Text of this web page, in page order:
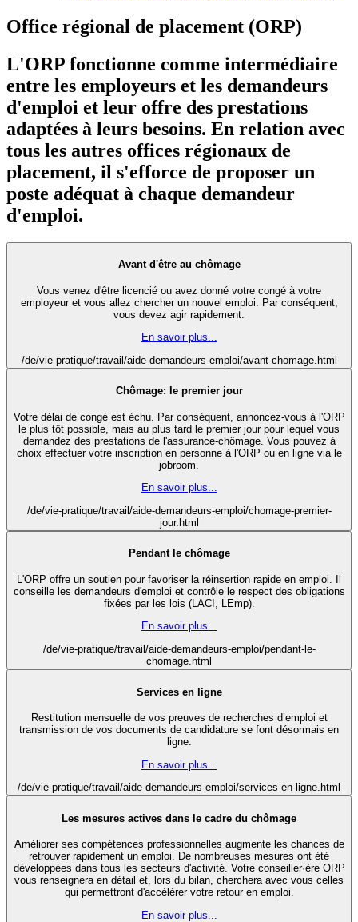
Office régional de placement (ORP)
L'ORP fonctionne comme intermédiaire
entre les employeurs et les demandeurs
d'emploi et leur offre des prestations
adaptées à leurs besoins. En relation avec
tous les autres offices régionaux de
placement, il s'efforce de proposer un
poste adéquat à chaque demandeur
d'emploi.
Avant d'être au chômage
Vous venez d'être licencié ou avez donné votre congé à votre
employeur et vous allez chercher un nouvel emploi. Par conséquent,
vous devez agir rapidement.
En savoir plus...
/de/vie-pratique/travail/aide-demandeurs-emploi/avant-chomage.html
Chômage: le premier jour
Votre délai de congé est échu. Par conséquent, annoncez-vous à l'ORP
le plus tôt possible, mais au plus tard le premier jour pour lequel vous
demandez des prestations de l'assurance-chômage. Vous pouvez à
choix effectuer votre inscription en personne à l'ORP ou en ligne via le
jobroom.
En savoir plus...
/de/vie-pratique/travail/aide-demandeurs-emploi/chomage-premier-
jour.html
Pendant le chômage
L'ORP offre un soutien pour favoriser la réinsertion rapide en emploi. Il
conseille les demandeurs d'emploi et contrôle le respect des obligations
fixées par les lois (LACI, LEmp).
En savoir plus...
/de/vie-pratique/travail/aide-demandeurs-emploi/pendant-le-
chomage.html
Services en ligne
Restitution mensuelle de vos preuves de recherches d’emploi et
transmission de vos documents de candidature se font désormais en
ligne.
En savoir plus...
/de/vie-pratique/travail/aide-demandeurs-emploi/services-en-ligne.html
Les mesures actives dans le cadre du chômage
Améliorer ses compétences professionnelles augmente les chances de
retrouver rapidement un emploi. De nombreuses mesures ont été
développées dans tous les secteurs d'activité. Votre conseiller·ère ORP
vous renseignera en détail et, lors du bilan, cherchera avec vous celles
qui permettront d'accélérer votre retour en emploi.
En savoir plus...